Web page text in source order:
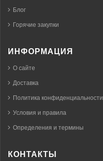
Блог
Горячие закупки
ИНФОРМАЦИЯ
О сайте
Доставка
Политика конфиденциальности
Условия и правила
Определения и термины
КОНТАКТЫ